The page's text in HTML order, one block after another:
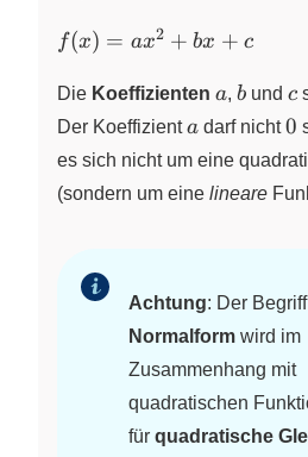
f(x) =
+bx+c
f(x) = ax2 + bx + c
Die Koeffizienten a
a, b
b und c
c
Der Koeffizienta
a darf nicht0
0
es sich nicht um eine
(sondern um eine lineare
Achtung: Der Begriff
Normalform wird im
Zusammenhang mit
quadratischen
für quadratische